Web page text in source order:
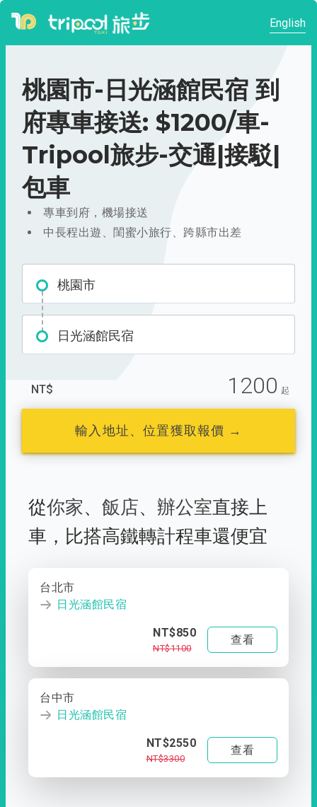
English
桃園市-日光涵館民宿 到
府專車接送: $1200/車-
Tripool旅步-交通|接駁|
包車
專車到府，機場接送
中長程出遊、閨蜜小旅行、跨縣市出差
桃園市
日光涵館民宿
NT$ 1200 起
輸入地址、位置獲取報價 →
從你家、 飯店、 辦公室直接上
車， 比搭高鐵轉計程車還便宜
台北市
日光涵館民宿
NT$850
NT$1100
查看
台中市
日光涵館民宿
NT$2550
NT$3300
查看